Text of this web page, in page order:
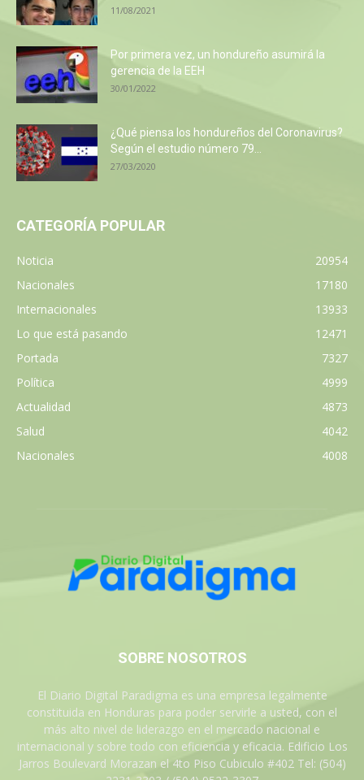
11/08/2021
Por primera vez, un hondureño asumirá la
gerencia de la EEH
30/01/2022
¿Qué piensa los hondureños del Coronavirus?
Según el estudio número 79...
27/03/2020
CATEGORÍA POPULAR
Noticia
20954
Nacionales
17180
Internacionales
13933
Lo que está pasando
12471
Portada
7327
Política
4999
Actualidad
4873
Salud
4042
Nacionales
4008
SOBRE NOSOTROS
El Diario Digital Paradigma es una empresa legalmente
constituida en Honduras para poder servirle a usted, con el
más alto nivel de liderazgo en el mercado nacional e
internacional y sobre todo con eficiencia y eficacia. Edificio Los
Jarros Boulevard Morazan el 4to Piso Cubiculo #402 Tel: (504)